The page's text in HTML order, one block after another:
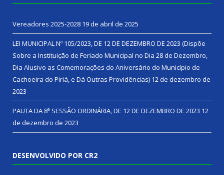
Vereadores 2025-2028 19 de abril de 2025
LEI MUNICIPAL Nº 105/2023, DE 12 DE DEZEMBRO DE 2023 (Dispõe
Sobre a Instituição de Feriado Municipal no Dia 28 de Dezembro,
Dia Alusivo as Comemorações do Aniversário do Município de
Cachoeira do Piriá, e Dá Outras Providências) 12 de dezembro de
2023
PAUTA DA 8ª SESSÃO ORDINÁRIA, DE 12 DE DEZEMBRO DE 2023 12
de dezembro de 2023
DESENVOLVIDO POR CR2